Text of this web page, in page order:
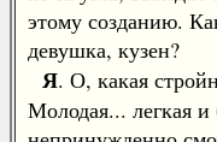
этому созданию.
девушка, кузен?
Я. О, какая
Молодая... легкая и